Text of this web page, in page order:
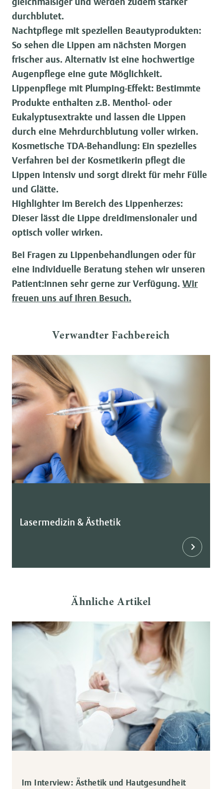
durchblutet.
Nachtpflege mit speziellen Beautyprodukten:
So sehen die Lippen am nächsten Morgen
frischer aus. Alternativ ist eine hochwertige
Augenpflege eine gute Möglichkeit.
Lippenpflege mit Plumping-Effekt: Bestimmte
Produkte enthalten z.B. Menthol- oder
Eukalyptusextrakte und lassen die Lippen
durch eine Mehrdurchblutung voller wirken.
Kosmetische TDA-Behandlung: Ein spezielles
Verfahren bei der Kosmetikerin pflegt die
Lippen intensiv und sorgt direkt für mehr Fülle
und Glätte.
Highlighter im Bereich des Lippenherzes:
Dieser lässt die Lippe dreidimensionaler und
optisch voller wirken.
Bei Fragen zu Lippenbehandlungen oder für
eine individuelle Beratung stehen wir unseren
Patient:innen sehr gerne zur Verfügung. Wir
freuen uns auf Ihren Besuch.
Verwandter Fachbereich
Lasermedizin & Ästhetik
Ähnliche Artikel
Im Interview: Ästhetik und Hautgesundheit